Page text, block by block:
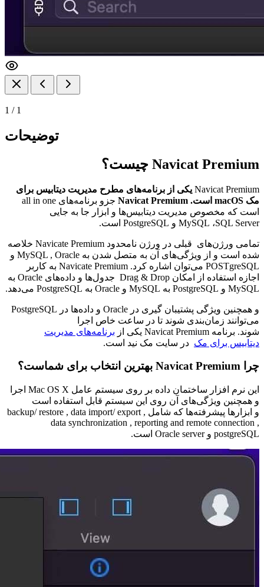
1 / 1
توضیحات
Navicat Premium چیست؟
Navicat Premium یکی از برنامه‌های مطرح مدیریت دیتابیس برای
مک macOS است. Navicat Premium
جزو برنامه‌های all in one
است که مخصوص مدیریت دیتابیس‌ها و ابزار جا به جایی
MySQL ،SQL Server و PostgreSQL است.
تمامی ورژن‌های قبلی در ورژن نامحدود Navicate Premium خلاصه
شده است و از ویژگی‌های آن به متصل شدن به MySQL , Oracle و
POSTgreSQL می‌توان اشاره کرد. Navicate Premium به کاربر
اجازه استفاده از امکان Drag & Drop جدول‌ها و داده‌های Oracle به
MySQL و PostgreSQL به MySQL و Oracle به PostgreSQL می‌دهد.
و همچنین ویژگی پشتیبان گیری در Oracle و داده‌ها در PostgreSQL
می‌توانند زمان‌بندی شوند تا در ساعت خاص اجرا
شوند. برنامه Navicat Premium یکی از
برنامه‌های مدیریت
دیتابیس برای مک در سایت مک نید است.
چرا Navicat Premium بهترین انتخاب برای شماست؟
این نرم افزار ساختمان داده بر روی سیستم عامل Mac OS X اجرا
و همچنین ویژگی‌های آن روی این سیستم قابل استفاده است
و ابزارها پیشرفته‌ها که شامل backup/ restore , data import/ export ,
data synchronization , reporting and remote connection ,
postgreSQL و Oracle server است.